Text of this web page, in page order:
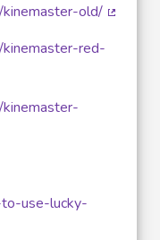
kinemaster-old/
red-
use-lucky-